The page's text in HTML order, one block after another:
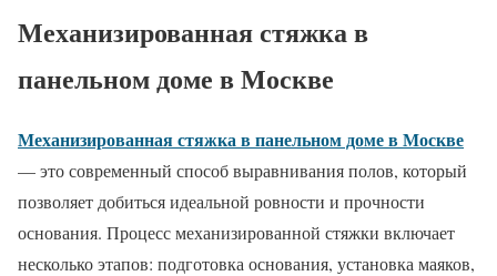
Механизированная стяжка в
панельном доме в Москве
Механизированная стяжка в панельном доме в Москве
— это современный способ выравнивания полов, который
позволяет добиться идеальной ровности и прочности
основания. Процесс механизированной стяжки включает
несколько этапов: подготовка основания, установка маяков,